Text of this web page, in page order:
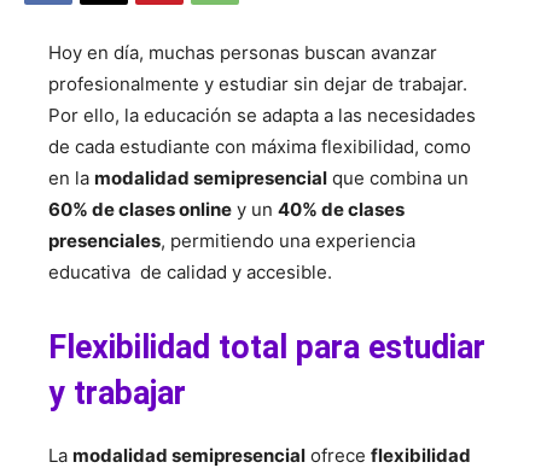
Hoy en día, muchas personas buscan avanzar
profesionalmente y estudiar sin dejar de trabajar.
Por ello, la educación se adapta a las necesidades
de cada estudiante con máxima flexibilidad, como
en la modalidad semipresencial que combina un
60% de clases online y un 40% de clases
presenciales, permitiendo una experiencia
educativa de calidad y accesible.
Flexibilidad total para estudiar
y trabajar
La modalidad semipresencial ofrece flexibilidad